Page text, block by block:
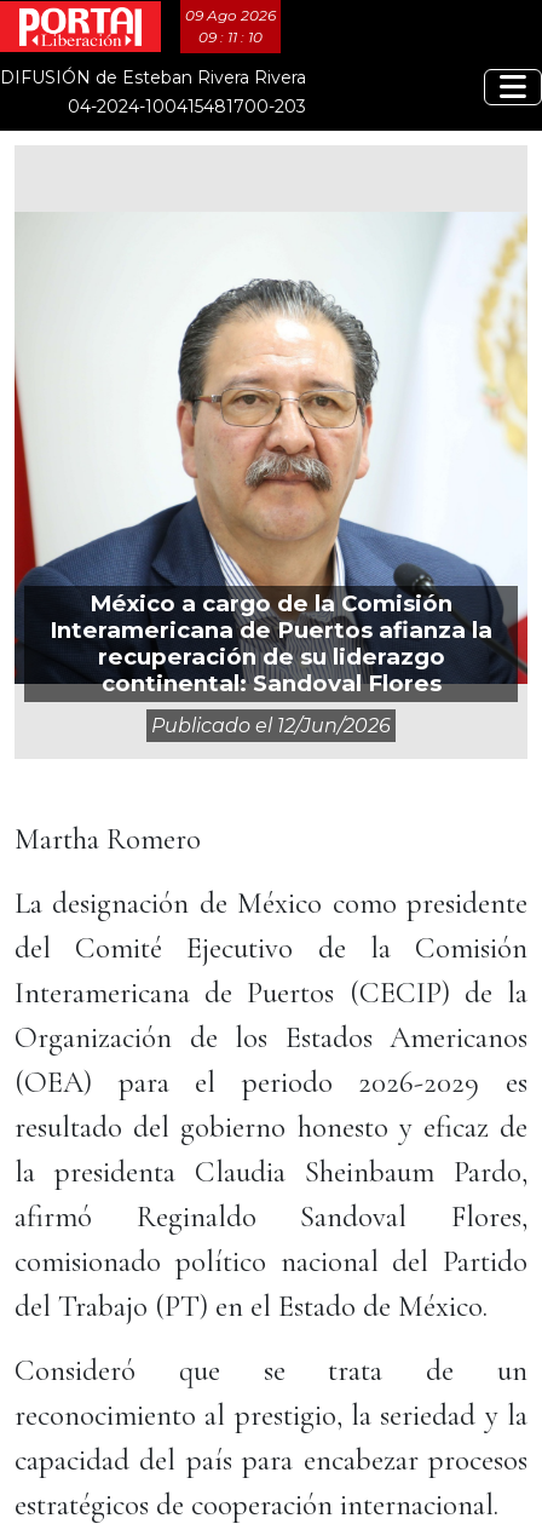
09 Ago 2026
09 : 11 : 11
DIFUSIÓN de Esteban Rivera Rivera
04-2024-100415481700-203
México a cargo de la Comisión
Interamericana de Puertos afianza la
recuperación de su liderazgo
continental: Sandoval Flores
Publicado el 12/jun/2026
Martha Romero
La designación de México como presidente
del Comité Ejecutivo de la Comisión
Interamericana de Puertos (CECIP) de la
Organización de los Estados Americanos
(OEA) para el periodo 2026-2029 es
resultado del gobierno honesto y eficaz de
la presidenta Claudia Sheinbaum Pardo,
afirmó Reginaldo Sandoval Flores,
comisionado político nacional del Partido
del Trabajo (PT) en el Estado de México.
Consideró que se trata de un
reconocimiento al prestigio, la seriedad y la
capacidad del país para encabezar procesos
estratégicos de cooperación internacional.